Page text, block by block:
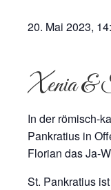
20. Mai 2023,
Xenia &
In der römisch-
Pankratius in
Florian das Ja-
St. Pankratius